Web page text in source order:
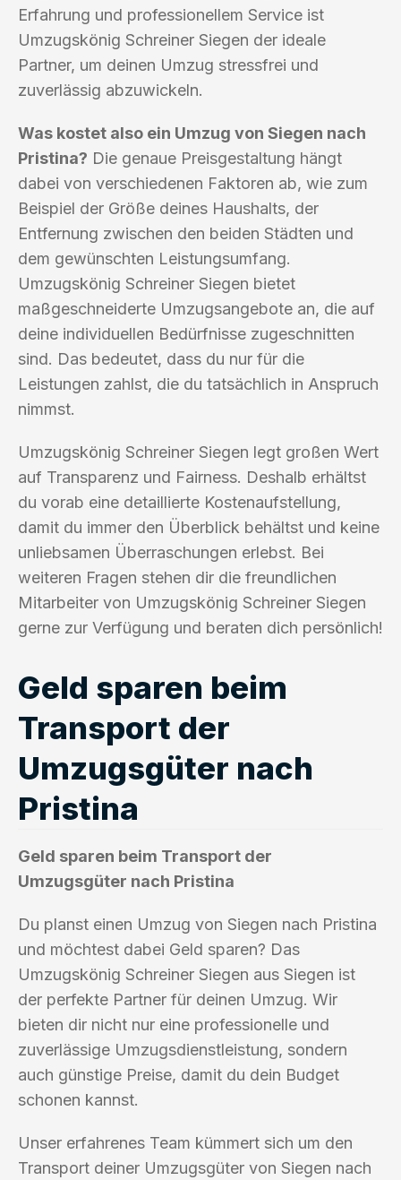
Erfahrung und professionellem Service ist
Umzugskönig Schreiner Siegen der ideale
Partner, um deinen Umzug stressfrei und
zuverlässig abzuwickeln.
Was kostet also ein Umzug von Siegen nach
Pristina? Die genaue Preisgestaltung hängt
dabei von verschiedenen Faktoren ab, wie zum
Beispiel der Größe deines Haushalts, der
Entfernung zwischen den beiden Städten und
dem gewünschten Leistungsumfang.
Umzugskönig Schreiner Siegen bietet
maßgeschneiderte Umzugsangebote an, die auf
deine individuellen Bedürfnisse zugeschnitten
sind. Das bedeutet, dass du nur für die
Leistungen zahlst, die du tatsächlich in Anspruch
nimmst.
Umzugskönig Schreiner Siegen legt großen Wert
auf Transparenz und Fairness. Deshalb erhältst
du vorab eine detaillierte Kostenaufstellung,
damit du immer den Überblick behältst und keine
unliebsamen Überraschungen erlebst. Bei
weiteren Fragen stehen dir die freundlichen
Mitarbeiter von Umzugskönig Schreiner Siegen
gerne zur Verfügung und beraten dich persönlich!
Geld sparen beim
Transport der
Umzugsgüter nach
Pristina
Geld sparen beim Transport der
Umzugsgüter nach Pristina
Du planst einen Umzug von Siegen nach Pristina
und möchtest dabei Geld sparen? Das
Umzugskönig Schreiner Siegen aus Siegen ist
der perfekte Partner für deinen Umzug. Wir
bieten dir nicht nur eine professionelle und
zuverlässige Umzugsdienstleistung, sondern
auch günstige Preise, damit du dein Budget
schonen kannst.
Unser erfahrenes Team kümmert sich um den
Transport deiner Umzugsgüter von Siegen nach